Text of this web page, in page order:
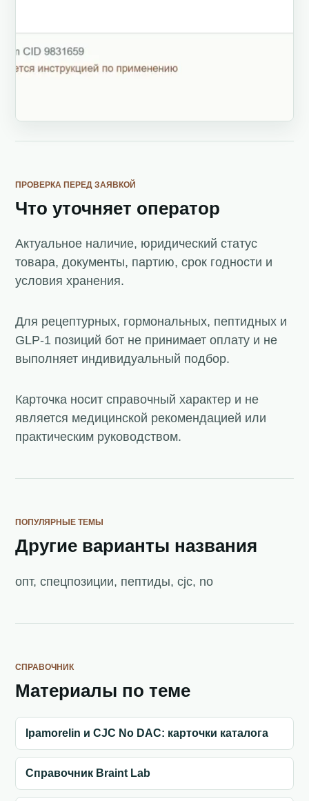
ПРОВЕРКА ПЕРЕД ЗАЯВКОЙ
Что уточняет оператор
Актуальное наличие, юридический статус
товара, документы, партию, срок годности и
условия хранения.
Для рецептурных, гормональных, пептидных и
GLP-1 позиций бот не принимает оплату и не
выполняет индивидуальный подбор.
Карточка носит справочный характер и не
является медицинской рекомендацией или
практическим руководством.
ПОПУЛЯРНЫЕ ТЕМЫ
Другие варианты названия
опт, спецпозиции, пептиды, cjc, no
СПРАВОЧНИК
Материалы по теме
Ipamorelin и CJC No DAC: карточки каталога
Справочник Braint Lab